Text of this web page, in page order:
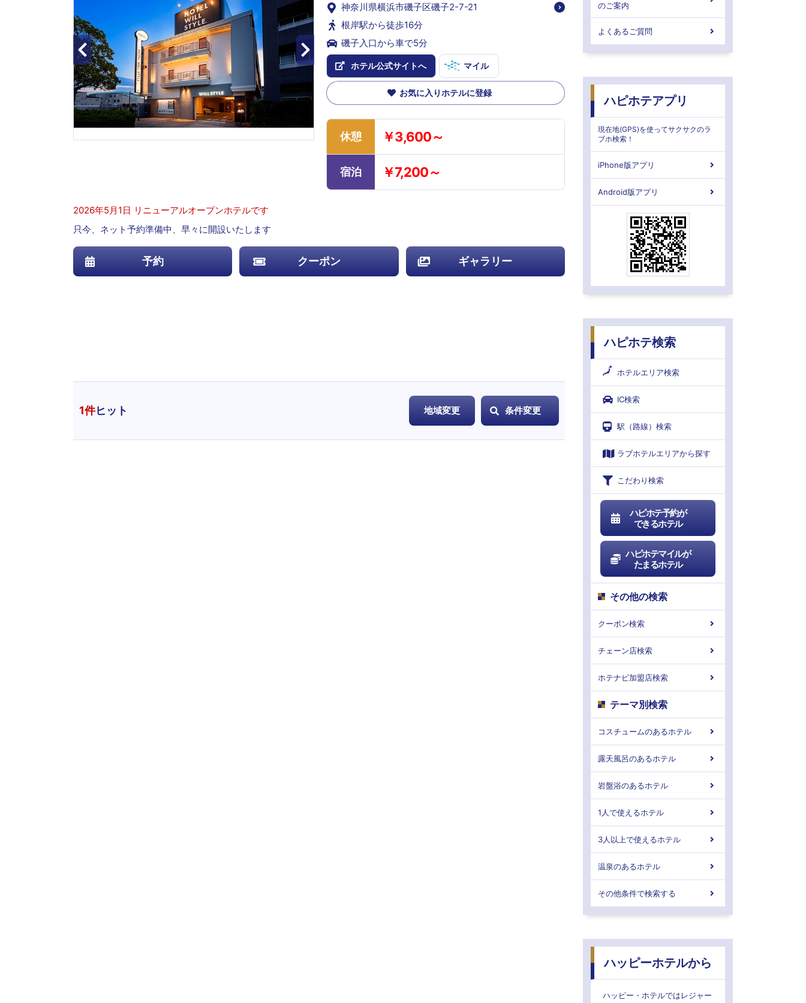
神奈川県横浜市磯子区磯子2-7-21
根岸駅から徒歩16分
磯子入口から車で5分
ホテル公式サイトへ マイル
お気に入りホテルに登録
休憩 ￥3,600～
宿泊 ￥7,200～
2026年5月1日 リニューアルオープンホテルです
只今、ネット予約準備中、早々に開設いたします
予約 クーポン ギャラリー
1件ヒット 地域変更 条件変更
のご案内
よくあるご質問
ハピホテアプリ
現在地(GPS)を使ってサクサクのラ
ブホ検索！
iPhone版アプリ
Android版アプリ
ハピホテ検索
ホテルエリア検索
IC検索
駅（路線）検索
ラブホテルエリアから探す
こだわり検索
ハピホテ予約が
できるホテル
ハピホテマイルが
たまるホテル
その他の検索
クーポン検索
チェーン店検索
ホテナビ加盟店検索
テーマ別検索
コスチュームのあるホテル
露天風呂のあるホテル
岩盤浴のあるホテル
1人で使えるホテル
3人以上で使えるホテル
温泉のあるホテル
その他条件で検索する
ハッピーホテルから
ハッピー・ホテルではレジャー